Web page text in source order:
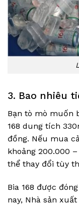
3. Bao nhiêu
Bạn tò mò muốn
168 dung tích
đồng. Nếu mua
khoảng 200.000
thể thay đổi tùy
Bia 168 được
nay, Nhà sản